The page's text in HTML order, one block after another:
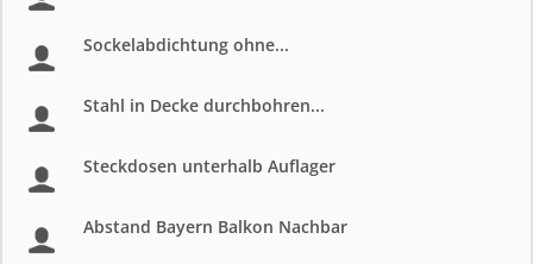
Sockelabdichtung ohne...
Stahl in Decke durchbohren...
Steckdosen unterhalb Auflager
Abstand Bayern Balkon Nachbar